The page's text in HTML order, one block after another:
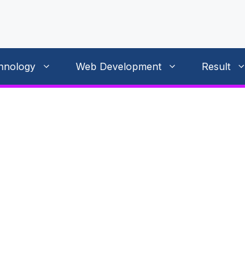
Web Development Result